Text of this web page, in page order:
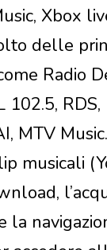
Xbox
delle
Radio
102.5,
MTV
musicali
la